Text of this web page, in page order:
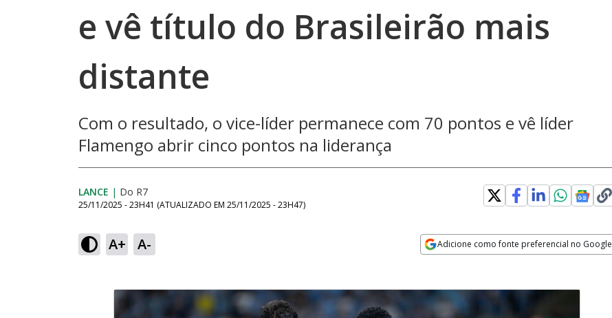
e vê título do Brasileirão mais
distante
Com o resultado, o vice-líder permanece com 70 pontos e vê líder
Flamengo abrir cinco pontos na liderança
LANCE | Do R7
25/11/2025 - 23H41 (ATUALIZADO EM 25/11/2025 - 23H47)
A+ A- Adicione como fonte preferencial no Google